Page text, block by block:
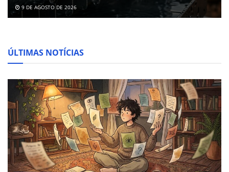
9 DE AGOSTO DE 2026
ÚLTIMAS NOTÍCIAS